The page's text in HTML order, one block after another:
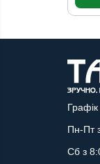
Пн-Пт
Сб з